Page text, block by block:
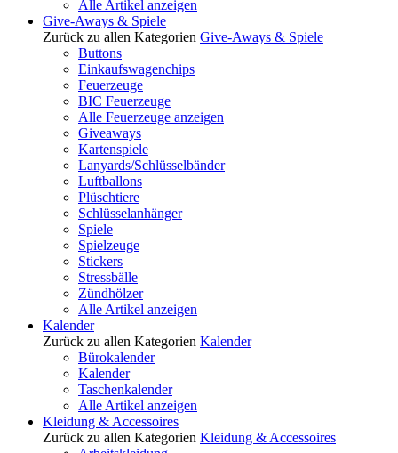
Alle Artikel anzeigen
Give-Aways & Spiele
Zurück zu allen Kategorien Give-Aways & Spiele
Buttons
Einkaufswagenchips
Feuerzeuge
BIC Feuerzeuge
Alle Feuerzeuge anzeigen
Giveaways
Kartenspiele
Lanyards/Schlüsselbänder
Luftballons
Plüschtiere
Schlüsselanhänger
Spiele
Spielzeuge
Stickers
Stressbälle
Zündhölzer
Alle Artikel anzeigen
Kalender
Zurück zu allen Kategorien Kalender
Bürokalender
Kalender
Taschenkalender
Alle Artikel anzeigen
Kleidung & Accessoires
Zurück zu allen Kategorien Kleidung & Accessoires